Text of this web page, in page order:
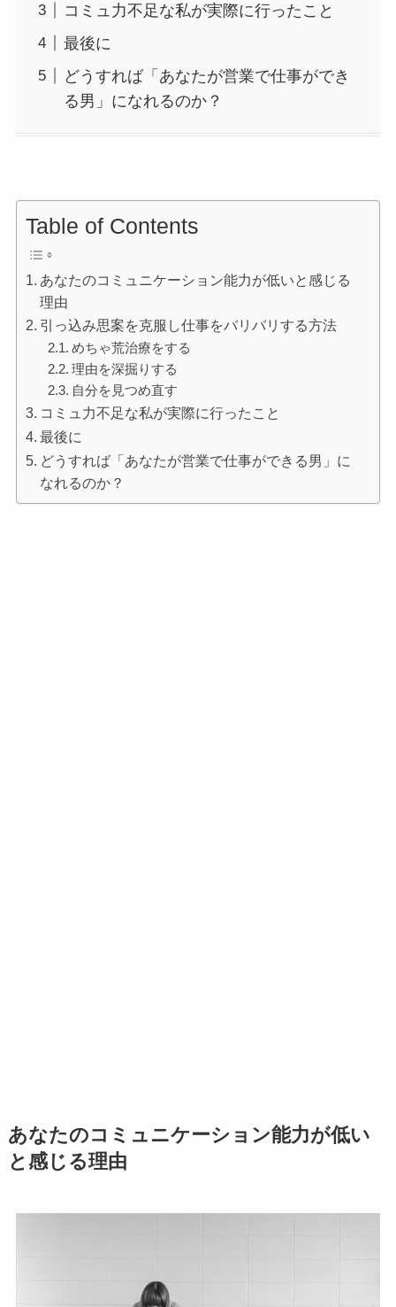
コミュ力不足な私が実際に行ったこと
最後に
どうすれば「あなたが営業で仕事ができ
る男」になれるのか？
Table of Contents
あなたのコミュニケーション能力が低いと感じる
理由
引っ込み思案を克服し仕事をバリバリする方法
めちゃ荒治療をする
理由を深掘りする
自分を見つめ直す
コミュ力不足な私が実際に行ったこと
最後に
どうすれば「あなたが営業で仕事ができる男」に
なれるのか？
あなたのコミュニケーション能力が低い
と感じる理由